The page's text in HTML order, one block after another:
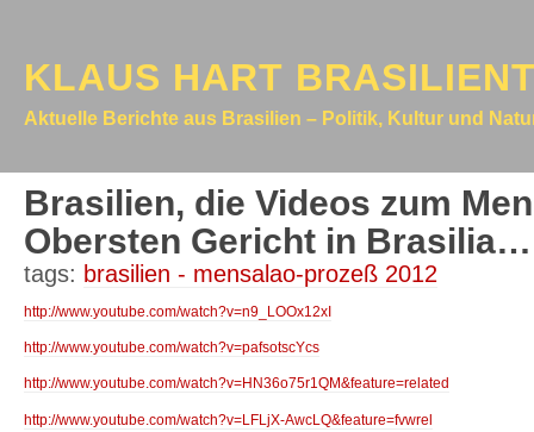
KLAUS HART
Aktuelle Berichte aus Brasilien – Politik, Kultur und
Brasilien, die Videos zum
Obersten Gericht in Brasilia…
tags: brasilien - mensalao-prozeß 2012
http://www.youtube.com/watch?v=n9_LOOx12xI
http://www.youtube.com/watch?v=pafsotscYcs
http://www.youtube.com/watch?v=HN36o75r1QM&feature=related
http://www.youtube.com/watch?v=LFLjX-AwcLQ&feature=fvwrel